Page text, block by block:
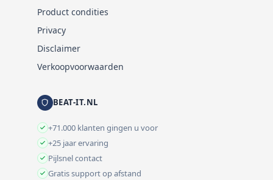
Product condities
Privacy
Disclaimer
Verkoopvoorwaarden
BEAT-IT.NL
+71.000 klanten gingen u voor
+25 jaar ervaring
Pijlsnel contact
Gratis support op afstand